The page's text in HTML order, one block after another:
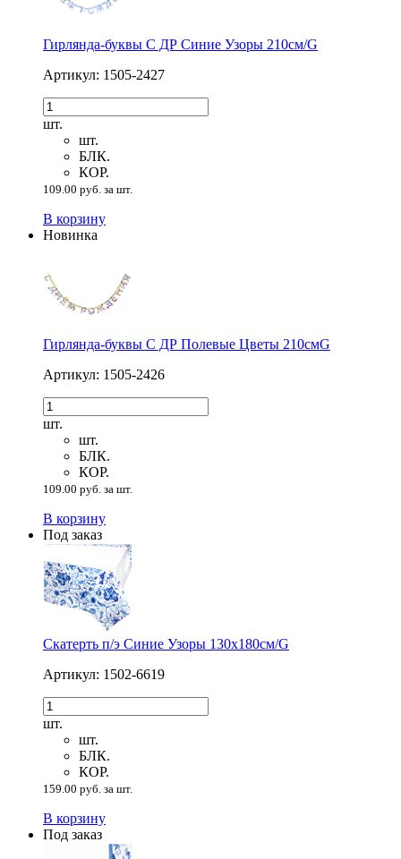
Гирлянда-буквы С ДР Синие Узоры 210см/G
Артикул: 1505-2427
шт.
шт.
БЛК.
КОР.
109.00 руб. за шт.
В корзину
Новинка
Гирлянда-буквы С ДР Полевые Цветы 210смG
Артикул: 1505-2426
шт.
шт.
БЛК.
КОР.
109.00 руб. за шт.
В корзину
Под заказ
Скатерть п/э Синие Узоры 130х180см/G
Артикул: 1502-6619
шт.
шт.
БЛК.
КОР.
159.00 руб. за шт.
В корзину
Под заказ